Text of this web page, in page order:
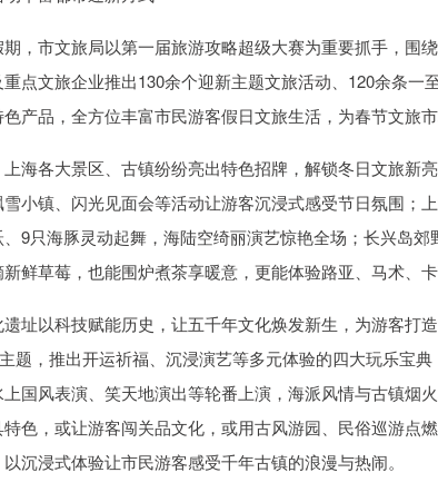
市文旅局以第一届旅游攻略超级大赛为重要抓手，围绕
点文旅企业推出130余个迎新主题文旅活动、120余条一
产品，全方位丰富市民游客假日文旅生活，为春节文旅市
各大景区、古镇纷纷亮出特色招牌，解锁冬日文旅新亮
小镇、闪光见面会等活动让游客沉浸式感受节日氛围；
9只海豚灵动起舞，海陆空绮丽演艺惊艳全场；长兴岛郊
鲜草莓，也能围炉煮茶享暖意，更能体验路亚、马术、
以科技赋能历史，让五千年文化焕发新生，为游客打
题，推出开运祈福、沉浸演艺等多元体验的四大玩乐宝典
国风表演、笑天地演出等轮番上演，海派风情与古镇烟
色，或让游客闯关品文化，或用古风游园、民俗巡游点
沉浸式体验让市民游客感受千年古镇的浪漫与热闹。